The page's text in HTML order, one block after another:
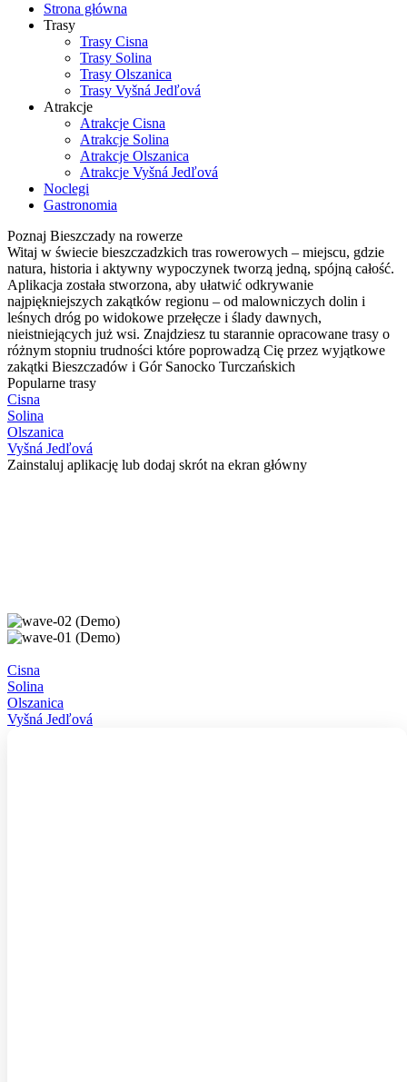
Strona główna
Trasy
Trasy Cisna
Trasy Solina
Trasy Olszanica
Trasy Vyšná Jedľová
Atrakcje
Atrakcje Cisna
Atrakcje Solina
Atrakcje Olszanica
Atrakcje Vyšná Jedľová
Noclegi
Gastronomia
Poznaj Bieszczady na rowerze
Witaj w świecie bieszczadzkich tras rowerowych – miejscu, gdzie
natura, historia i aktywny wypoczynek tworzą jedną, spójną całość.
Aplikacja została stworzona, aby ułatwić odkrywanie
najpiękniejszych zakątków regionu – od malowniczych dolin i
leśnych dróg po widokowe przełęcze i ślady dawnych,
nieistniejących już wsi. Znajdziesz tu starannie opracowane trasy o
różnym stopniu trudności które poprowadzą Cię przez wyjątkowe
zakątki Bieszczadów i Gór Sanocko Turczańskich
Popularne trasy
Cisna
Solina
Olszanica
Vyšná Jedľová
Zainstaluj aplikację lub dodaj skrót na ekran główny
Cisna
Solina
Olszanica
Vyšná Jedľová